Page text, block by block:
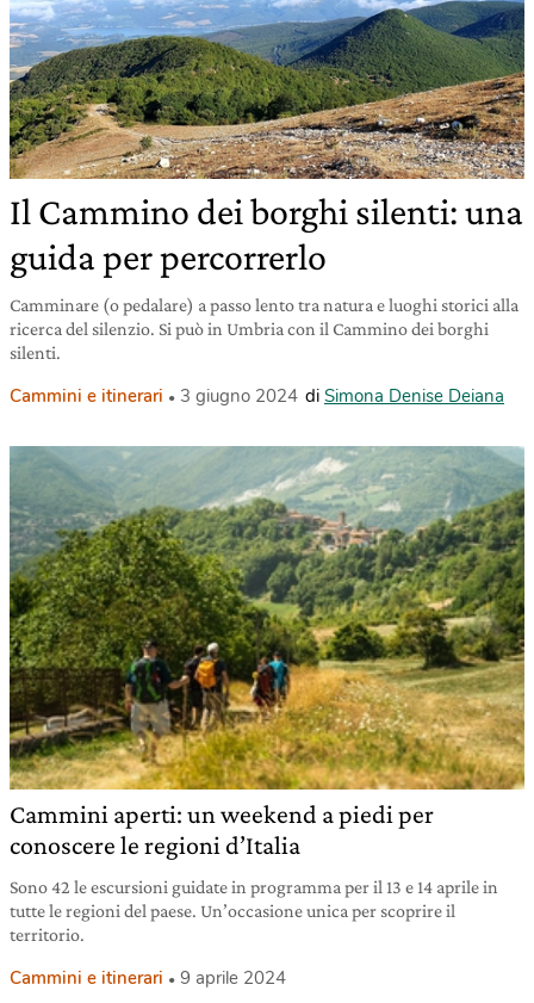
Il Cammino dei borghi silenti: una
guida per percorrerlo
Camminare (o pedalare) a passo lento tra natura e luoghi storici alla
ricerca del silenzio. Si può in Umbria con il Cammino dei borghi
silenti.
Cammini e itinerari 3 giugno 2024 di Simona Denise Deiana
Cammini aperti: un weekend a piedi per
conoscere le regioni d’Italia
Sono 42 le escursioni guidate in programma per il 13 e 14 aprile in
tutte le regioni del paese. Un’occasione unica per scoprire il
territorio.
Cammini e itinerari 9 aprile 2024